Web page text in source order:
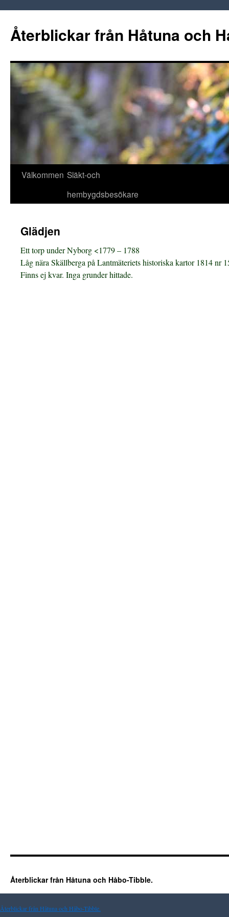
innehåll
Återblickar från Håtuna och
Välkommen Släkt-och
hembygdsbesökare
Glädjen
Ett torp under Nyborg <1779 – 1788
Låg nära Skällberga på Lantmäteriets historiska kartor 1814 nr
Finns ej kvar. Inga grunder hittade.
Återblickar från Håtuna och Håbo-Tibble.
Återblickar från Håtuna och Håbo-Tibble.